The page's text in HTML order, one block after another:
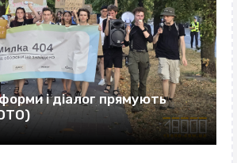
і діалог прямують